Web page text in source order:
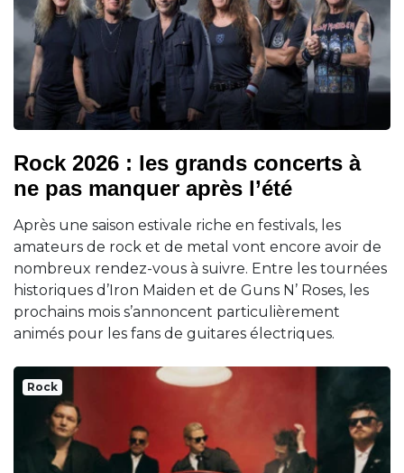
Rock 2026 : les grands concerts à
ne pas manquer après l’été
Après une saison estivale riche en festivals, les
amateurs de rock et de metal vont encore avoir de
nombreux rendez-vous à suivre. Entre les tournées
historiques d’Iron Maiden et de Guns N’ Roses, les
prochains mois s’annoncent particulièrement
animés pour les fans de guitares électriques.
Rock